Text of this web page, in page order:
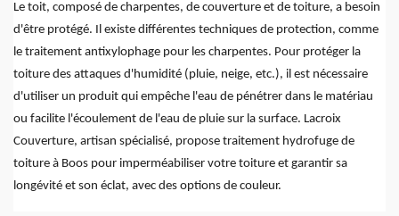
Le toit, composé de charpentes, de couverture et de toiture, a besoin
d'être protégé. Il existe différentes techniques de protection, comme
le traitement antixylophage pour les charpentes. Pour protéger la
toiture des attaques d'humidité (pluie, neige, etc.), il est nécessaire
d'utiliser un produit qui empêche l'eau de pénétrer dans le matériau
ou facilite l'écoulement de l'eau de pluie sur la surface. Lacroix
Couverture, artisan spécialisé, propose traitement hydrofuge de
toiture à Boos pour imperméabiliser votre toiture et garantir sa
longévité et son éclat, avec des options de couleur.